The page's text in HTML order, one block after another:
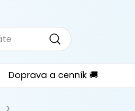
Doprava a cenník 🚚